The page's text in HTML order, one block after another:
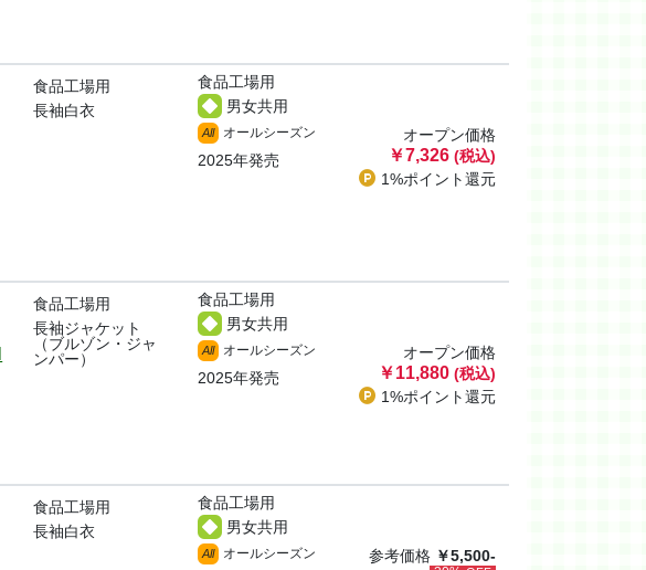
食品工場用
長袖白衣
食品工場用
男女共用
All オールシーズン
2025年発売
オープン価格
￥7,326 (税込)
1%ポイント還元
食品工場用
長袖ジャケット
（ブルゾン・ジャ
ンパー）
食品工場用
男女共用
All オールシーズン
2025年発売
オープン価格
￥11,880 (税込)
1%ポイント還元
食品工場用
長袖白衣
食品工場用
男女共用
All オールシーズン 参考価格 ￥5,500-